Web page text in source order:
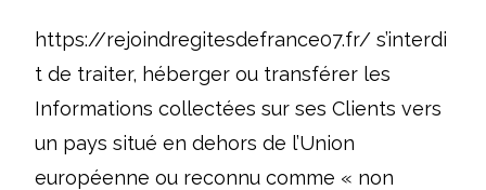
https://rejoindregitesdefrance07.fr/ s’interdi
t de traiter, héberger ou transférer les
Informations collectées sur ses Clients vers
un pays situé en dehors de l’Union
européenne ou reconnu comme « non